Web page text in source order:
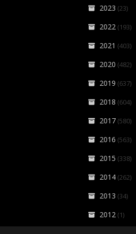
2023 (23)
2022 (193)
2021 (403)
2020 (482)
2019 (637)
2018 (604)
2017 (580)
2016 (563)
2015 (338)
2014 (262)
2013 (34)
2012 (1)